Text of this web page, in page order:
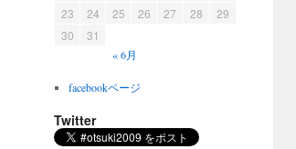
23
24 25 26 27 28
29
30
31
« 6月
facebookページ
Twitter